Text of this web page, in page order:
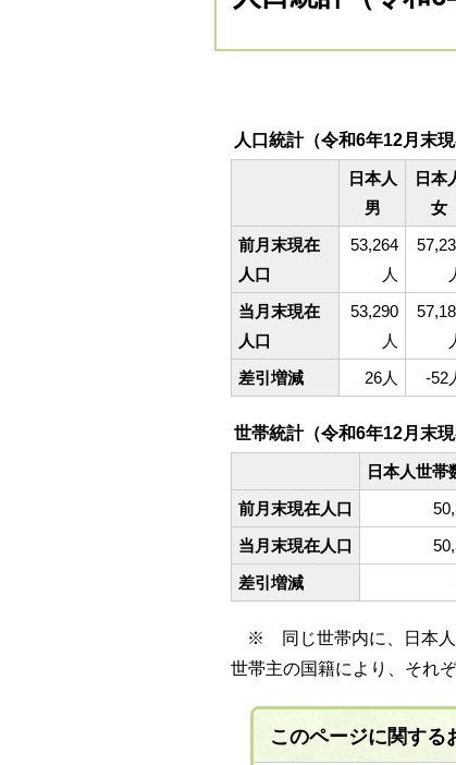
人口統計（令和6年12月末現
日本人
男
日本
女
前月末現在
人口
53,264
人
当月末現在
人口
53,290
人
差引増減
26人 -52
世帯統計（令和6年12月末現
日本人世帯
前月末現在人口
当月末現在人口
差引増減
※ 同じ世帯内に、日本人
世帯主の国籍により、それ
このページに関する